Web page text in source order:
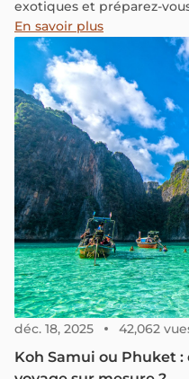
exotiques et préparez-
En savoir plus
déc. 18, 2025 42,062
Koh Samui ou Phuket